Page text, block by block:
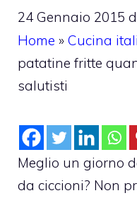
24 Gennaio 2015
Home » Cucina
patatine fritte
salutisti
Meglio un giorno
da ciccioni? Non